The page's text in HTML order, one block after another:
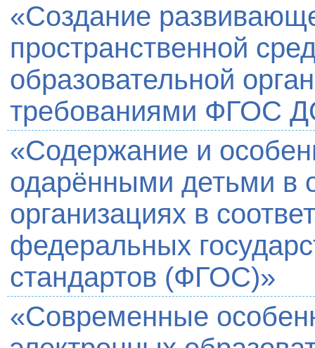
«Создание
пространственной
образовательной
требованиями ФГОС
«Содержание и
одарёнными детьми в
организациях в
федеральных
стандартов (ФГОС)»
«Современные